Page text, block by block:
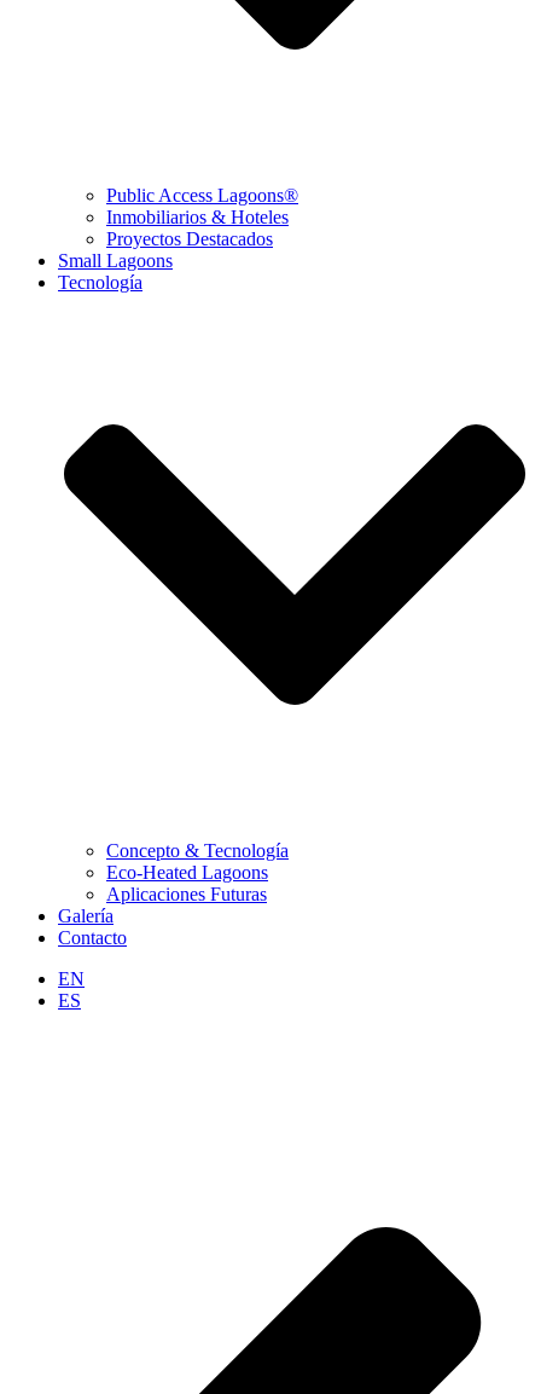
Public Access Lagoons®
Inmobiliarios & Hoteles
Proyectos Destacados
Small Lagoons
Tecnología
Concepto & Tecnología
Eco-Heated Lagoons
Aplicaciones Futuras
Galería
Contacto
EN
ES